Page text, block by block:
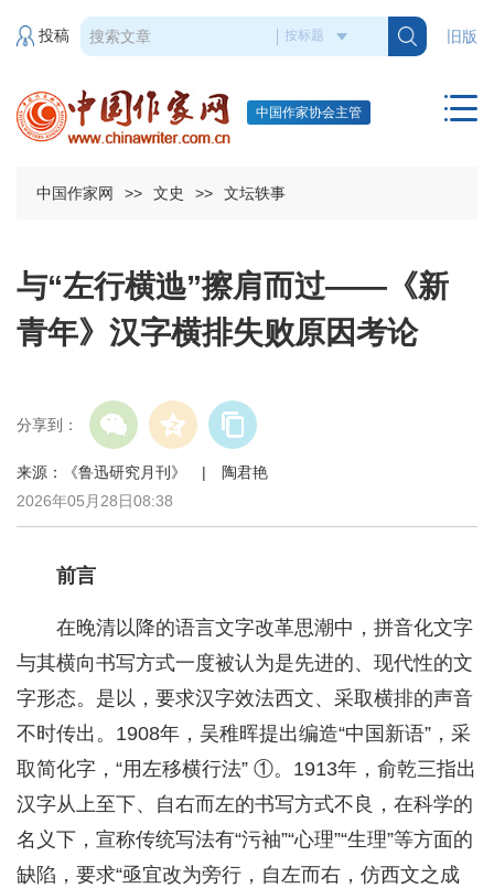
旧版
投稿
中国作家协会主管
中国作家网 >> 文史 >> 文坛轶事
与“左行横迆”擦肩而过——《新
青年》汉字横排失败原因考论
分享到：
来源：《鲁迅研究月刊》 | 陶君艳
2026年05月28日08:38
前言
在晚清以降的语言文字改革思潮中，拼音化文字
与其横向书写方式一度被认为是先进的、现代性的文
字形态。是以，要求汉字效法西文、采取横排的声音
不时传出。1908年，吴稚晖提出编造“中国新语”，采
取简化字，“用左移横行法” ①。1913年，俞乾三指出
汉字从上至下、自右而左的书写方式不良，在科学的
名义下，宣称传统写法有“污袖”“心理”“生理”等方面的
缺陷，要求“亟宜改为旁行，自左而右，仿西文之成